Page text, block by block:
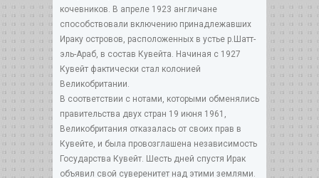
кочевников. В апреле 1923 англичане
способствовали включению принадлежавших
Ираку островов, расположенных в устье р.Шатт-
эль-Араб, в состав Кувейта. Начиная с 1927
Кувейт фактически стал колонией
Великобритании.
В соответствии с нотами, которыми обменялись
правительства двух стран 19 июня 1961,
Великобритания отказалась от своих прав в
Кувейте, и была провозглашена независимость
Государства Кувейт. Шесть дней спустя Ирак
объявил свой суверенитет над этими землями.